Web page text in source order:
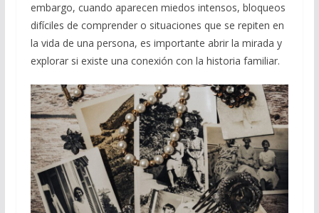
embargo, cuando aparecen miedos intensos, bloqueos
difíciles de comprender o situaciones que se repiten en
la vida de una persona, es importante abrir la mirada y
explorar si existe una conexión con la historia familiar.